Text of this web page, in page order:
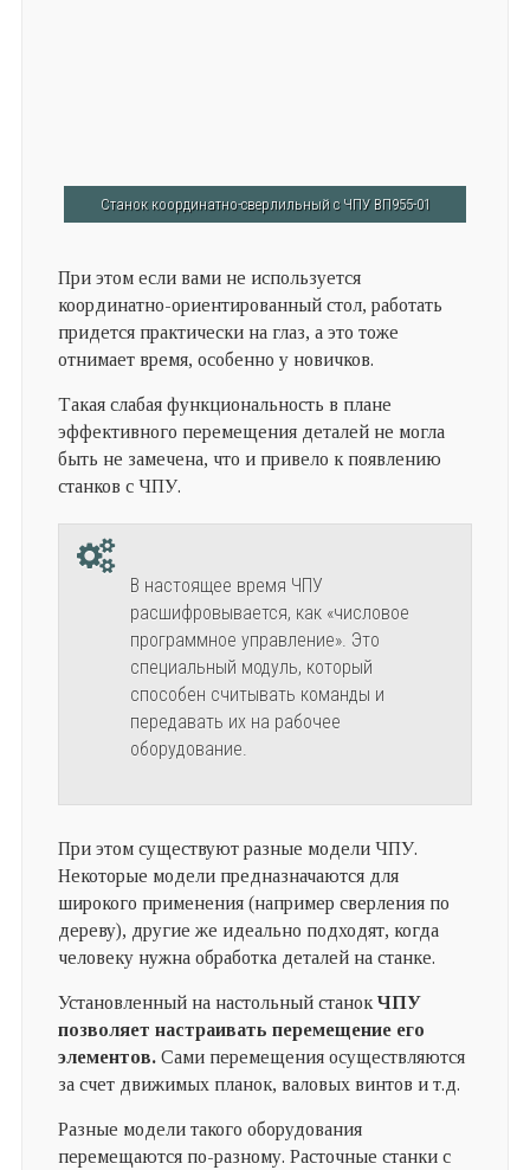
Станок координатно-сверлильный с ЧПУ ВП955-01
При этом если вами не используется
координатно-ориентированный стол, работать
придется практически на глаз, а это тоже
отнимает время, особенно у новичков.
Такая слабая функциональность в плане
эффективного перемещения деталей не могла
быть не замечена, что и привело к появлению
станков с ЧПУ.
В настоящее время ЧПУ
расшифровывается, как «числовое
программное управление». Это
специальный модуль, который
способен считывать команды и
передавать их на рабочее
оборудование.
При этом существуют разные модели ЧПУ.
Некоторые модели предназначаются для
широкого применения (например сверления по
дереву), другие же идеально подходят, когда
человеку нужна обработка деталей на станке.
Установленный на настольный станокЧПУ
позволяет настраивать перемещение его
элементов.Сами перемещения осуществляются
за счет движимых планок, валовых винтов и т.д.
Разные модели такого оборудования
перемещаются по-разному. Расточные станки с